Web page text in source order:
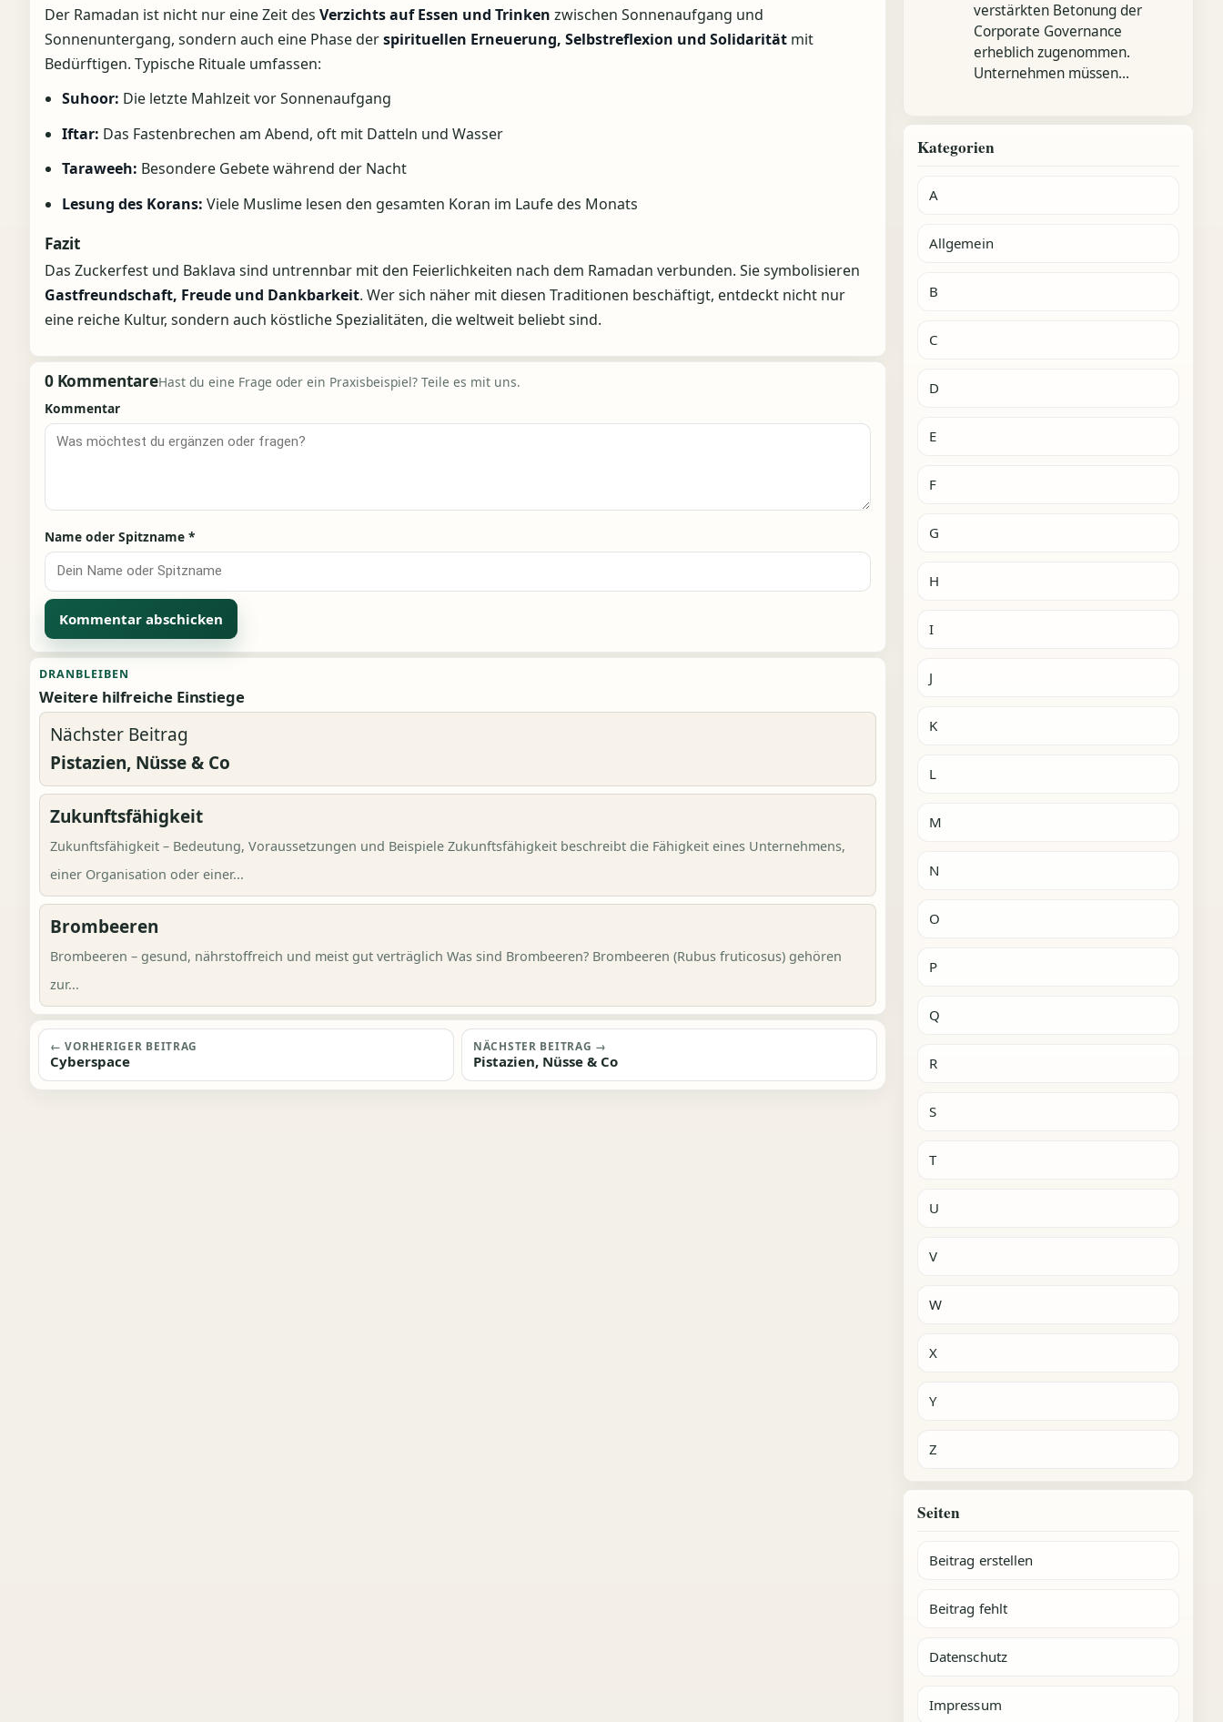
Der Ramadan ist nicht nur eine Zeit des Verzichts auf Essen und Trinken zwischen Sonnenaufgang und
Sonnenuntergang, sondern auch eine Phase derspirituellen Erneuerung, Selbstreflexion und Solidarität mit
Bedürftigen. Typische Rituale umfassen:
Suhoor: Die letzte Mahlzeit vor Sonnenaufgang
Iftar: Das Fastenbrechen am Abend, oft mit Datteln und Wasser
Taraweeh: Besondere Gebete während der Nacht
Lesung des Korans: Viele Muslime lesen den gesamten Koran im Laufe des Monats
Fazit
Das Zuckerfest und Baklava sind untrennbar mit den Feierlichkeiten nach dem Ramadan verbunden. Sie symbolisieren
Gastfreundschaft, Freude und Dankbarkeit. Wer sich näher mit diesen Traditionen beschäftigt, entdeckt nicht nur
eine reiche Kultur, sondern auch köstliche Spezialitäten, die weltweit beliebt sind.
0 KommentareHast du eine Frage oder ein Praxisbeispiel? Teile es mit uns.
Kommentar
Name oder Spitzname *
Alternative:
DRANBLEIBEN
Weitere hilfreiche Einstiege
Nächster Beitrag
Pistazien, Nüsse & Co
Zukunftsfähigkeit
Zukunftsfähigkeit – Bedeutung, Voraussetzungen und Beispiele Zukunftsfähigkeit beschreibt die Fähigkeit eines Unternehmens,
einer Organisation oder einer...
Brombeeren
Brombeeren – gesund, nährstoffreich und meist gut verträglich Was sind Brombeeren? Brombeeren (Rubus fruticosus) gehören
zur...
Beitragsnavigation
← VORHERIGER BEITRAG
Cyberspace
NÄCHSTER BEITRAG →
Pistazien, Nüsse & Co
verstärkten Betonung der
Corporate Governance
erheblich zugenommen.
Unternehmen müssen…
Kategorien
A
Allgemein
B
C
D
E
F
G
H
I
J
K
L
M
N
O
P
Q
R
S
T
U
V
W
X
Y
Z
Seiten
Beitrag erstellen
Beitrag fehlt
Datenschutz
Impressum